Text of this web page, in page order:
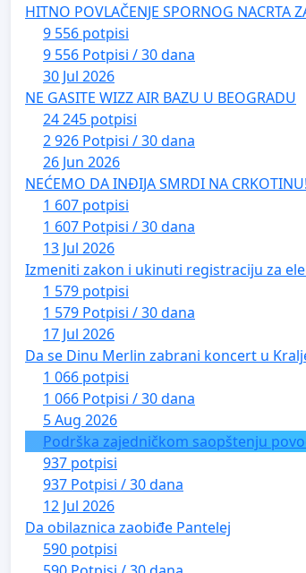
HITNO POVLAČENJE SPORNOG
9 556 potpisi
9 556 Potpisi / 30 dana
30 Jul 2026
NE GASITE WIZZ AIR BAZU U BEOGRADU
24 245 potpisi
2 926 Potpisi / 30 dana
26 Jun 2026
NEĆEMO DA INĐIJA SMRDI NA
1 607 potpisi
1 607 Potpisi / 30 dana
13 Jul 2026
Izmeniti zakon i ukinuti registraciju za
1 579 potpisi
1 579 Potpisi / 30 dana
17 Jul 2026
Da se Dinu Merlin zabrani koncert u
1 066 potpisi
1 066 Potpisi / 30 dana
5 Aug 2026
Podrška zajedničkom saopštenju
937 potpisi
937 Potpisi / 30 dana
12 Jul 2026
Da obilaznica zaobiđe Pantelej
590 potpisi